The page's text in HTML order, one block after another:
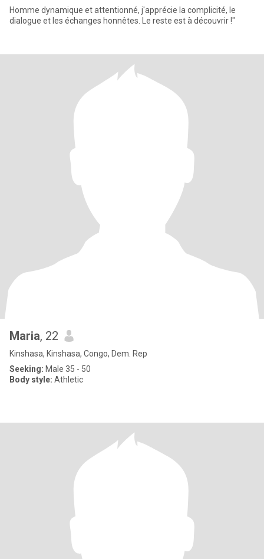
Homme dynamique et attentionné, j'apprécie la complicité, le
dialogue et les échanges honnêtes. Le reste est à découvrir !"
Maria, 22
Kinshasa, Kinshasa, Congo, Dem. Rep
Seeking: Male 35 - 50
Body style: Athletic